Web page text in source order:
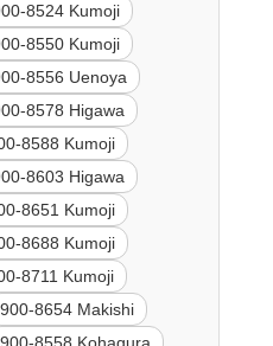
8524 Kumoji
8550 Kumoji
8556 Uenoya
8578 Higawa
8588 Kumoji
8603 Higawa
8651 Kumoji
8688 Kumoji
8711 Kumoji
900-8654 Makishi